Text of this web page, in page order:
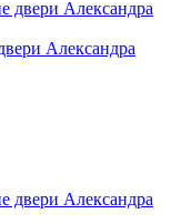
Александра